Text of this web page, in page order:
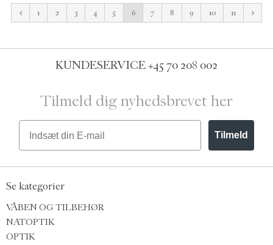
1 2 3 4 5 6 7 8 9 10 11
KUNDESERVICE+45 70 208 002
Tilmeld dig nyhedsbrevet her
Email
Tilmeld
Se kategorier
VÅBEN OG TILBEHØR
NATOPTIK
OPTIK